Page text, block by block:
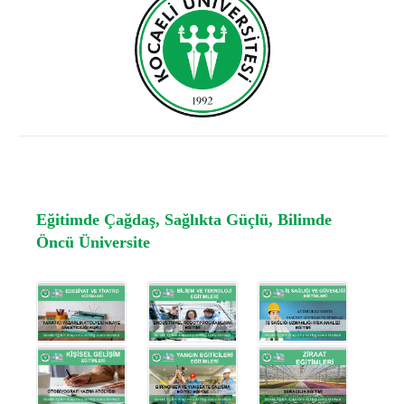
Eğitimde Çağdaş, Sağlıkta Güçlü, Bilimde
Öncü Üniversite